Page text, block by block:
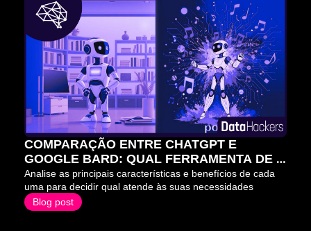
COMPARAÇÃO ENTRE CHATGPT E
GOOGLE BARD: QUAL FERRAMENTA DE
IA É A MELHOR PARA VOCÊ?
Analise as principais características e benefícios de cada
uma para decidir qual atende às suas necessidades
Blog post